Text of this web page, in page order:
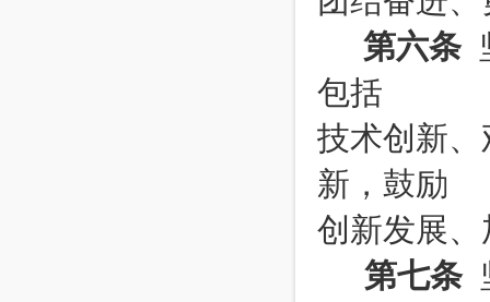
第六条
包括
技术创新
新，鼓励
创新发展
第七条